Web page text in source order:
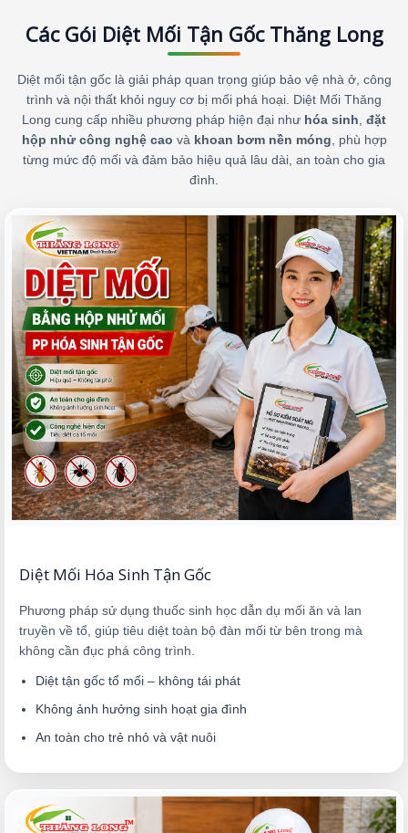
Các Gói Diệt Mối Tận Gốc Thăng Long
Diệt mối tận gốc là giải pháp quan trọng giúp bảo vệ nhà ở, công
trình và nội thất khỏi nguy cơ bị mối phá hoại. Diệt Mối Thăng
Long cung cấp nhiều phương pháp hiện đại như hóa sinh đặt
hộp nhử công nghệ cao và khoan bơm nền móng , phù hợp
từng mức độ mối và đảm bảo hiệu quả lâu dài, an toàn cho gia
đình.
Diệt Mối Hóa Sinh Tận Gốc
Phương pháp sử dụng thuốc sinh học dẫn dụ mối ăn và lan
truyền về tổ, giúp tiêu diệt toàn bộ đàn mối từ bên trong mà
không cần đục phá công trình.
Diệt tận gốc tổ mối – không tái phát
Không ảnh hưởng sinh hoạt gia đình
An toàn cho trẻ nhỏ và vật nuôi